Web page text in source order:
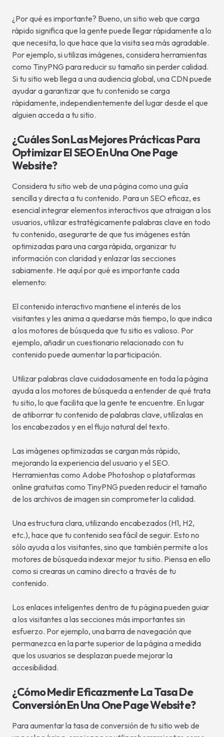
¿Por qué es importante? Bueno, un sitio web que carga
rápido significa que la gente puede llegar rápidamente a lo
que necesita, lo que hace que la visita sea más agradable.
Por ejemplo, si utilizas imágenes, considera herramientas
como TinyPNG para reducir su tamaño sin perder calidad.
Si tu sitio web llega a una audiencia global, una CDN puede
ayudar a garantizar que tu contenido se carga
rápidamente, independientemente del lugar desde el que
alguien acceda a tu sitio.
¿Cuáles Son Las Mejores Prácticas Para
Optimizar El SEO En Una One Page
Website?
Considera tu sitio web de una página como una guía
sencilla y directa a tu contenido. Para un SEO eficaz, es
esencial integrar elementos interactivos que atraigan a los
usuarios, utilizar estratégicamente palabras clave en todo
tu contenido, asegurarte de que tus imágenes están
optimizadas para una carga rápida, organizar tu
información con claridad y enlazar las secciones
sabiamente. He aquí por qué es importante cada
elemento:
El contenido interactivo mantiene el interés de los
visitantes y les anima a quedarse más tiempo, lo que indica
a los motores de búsqueda que tu sitio es valioso. Por
ejemplo, añadir un cuestionario relacionado con tu
contenido puede aumentar la participación.
Utilizar palabras clave cuidadosamente en toda la página
ayuda a los motores de búsqueda a entender de qué trata
tu sitio, lo que facilita que la gente te encuentre. En lugar
de atiborrar tu contenido de palabras clave, utilízalas en
los encabezados y en el flujo natural del texto.
Las imágenes optimizadas se cargan más rápido,
mejorando la experiencia del usuario y el SEO.
Herramientas como Adobe Photoshop o plataformas
online gratuitas como TinyPNG pueden reducir el tamaño
de los archivos de imagen sin comprometer la calidad.
Una estructura clara, utilizando encabezados (H1, H2,
etc.), hace que tu contenido sea fácil de seguir. Esto no
sólo ayuda a los visitantes, sino que también permite a los
motores de búsqueda indexar mejor tu sitio. Piensa en ello
como si crearas un camino directo a través de tu
contenido.
Los enlaces inteligentes dentro de tu página pueden guiar
a los visitantes a las secciones más importantes sin
esfuerzo. Por ejemplo, una barra de navegación que
permanezca en la parte superior de la página a medida
que los usuarios se desplazan puede mejorar la
accesibilidad.
¿Cómo Medir Eficazmente La Tasa De
Conversión En Una One Page Website?
Para aumentar la tasa de conversión de tu sitio web de